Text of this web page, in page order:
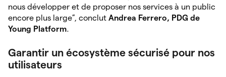
nous développer et de proposer nos services à un public
encore plus large”, conclut Andrea Ferrero, PDG de
Young Platform.
Garantir un écosystème sécurisé pour nos
utilisateurs